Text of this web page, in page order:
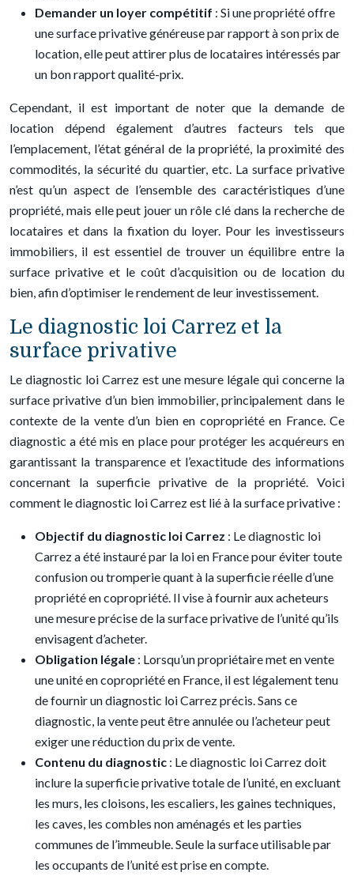
Demander un loyer compétitif : Si une propriété offre
une surface privative généreuse par rapport à son prix de
location, elle peut attirer plus de locataires intéressés par
un bon rapport qualité-prix.
Cependant, il est important de noter que la demande de
location dépend également d’autres facteurs tels que
l’emplacement, l’état général de la propriété, la proximité des
commodités, la sécurité du quartier, etc. La surface privative
n’est qu’un aspect de l’ensemble des caractéristiques d’une
propriété, mais elle peut jouer un rôle clé dans la recherche de
locataires et dans la fixation du loyer. Pour les investisseurs
immobiliers, il est essentiel de trouver un équilibre entre la
surface privative et le coût d’acquisition ou de location du
bien, afin d’optimiser le rendement de leur investissement.
Le diagnostic loi Carrez et la
surface privative
Le diagnostic loi Carrez est une mesure légale qui concerne la
surface privative d’un bien immobilier, principalement dans le
contexte de la vente d’un bien en copropriété en France. Ce
diagnostic a été mis en place pour protéger les acquéreurs en
garantissant la transparence et l’exactitude des informations
concernant la superficie privative de la propriété. Voici
comment le diagnostic loi Carrez est lié à la surface privative :
Objectif du diagnostic loi Carrez : Le diagnostic loi
Carrez a été instauré par la loi en France pour éviter toute
confusion ou tromperie quant à la superficie réelle d’une
propriété en copropriété. Il vise à fournir aux acheteurs
une mesure précise de la surface privative de l’unité qu’ils
envisagent d’acheter.
Obligation légale : Lorsqu’un propriétaire met en vente
une unité en copropriété en France, il est légalement tenu
de fournir un diagnostic loi Carrez précis. Sans ce
diagnostic, la vente peut être annulée ou l’acheteur peut
exiger une réduction du prix de vente.
Contenu du diagnostic : Le diagnostic loi Carrez doit
inclure la superficie privative totale de l’unité, en excluant
les murs, les cloisons, les escaliers, les gaines techniques,
les caves, les combles non aménagés et les parties
communes de l’immeuble. Seule la surface utilisable par
les occupants de l’unité est prise en compte.